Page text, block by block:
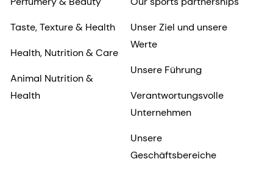
Taste, Texture & Health
Health, Nutrition & Care
Animal Nutrition &
Health
Unser Ziel und unsere
Werte
Unsere Führung
Verantwortungsvolle
Unternehmen
Unsere
Geschäftsbereiche